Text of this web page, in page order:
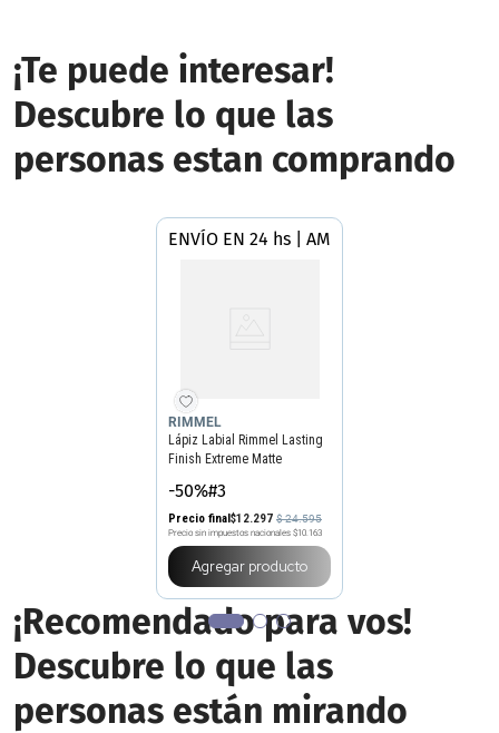
¡Te puede interesar!
Descubre lo que las
personas estan comprando
ENVÍO EN 24 hs | AMBA
RIMMEL
Lápiz Labial Rimmel Lasting
Finish Extreme Matte
-50%#3
Precio final$12.297 $24.595
Precio sin impuestos nacionales $10.163
Agregar producto
¡Recomendado para vos!
Descubre lo que las
personas están mirando